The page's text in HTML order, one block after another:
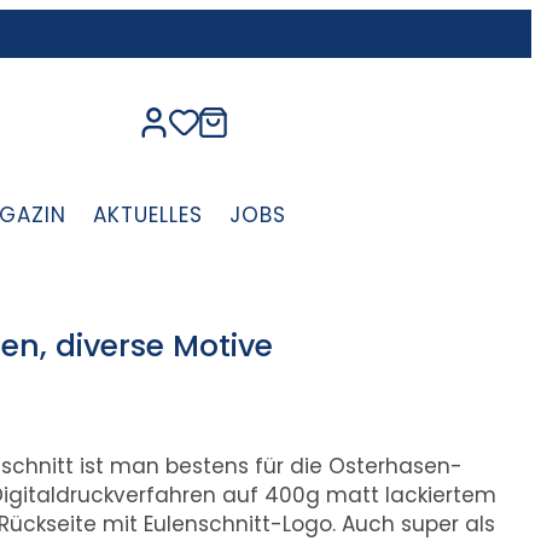
AKTUELLES JOBS
diverse Motive
ist man bestens für die Osterhasen-
auf 400g matt lackiertem
mit Eulenschnitt-Logo. Auch super als